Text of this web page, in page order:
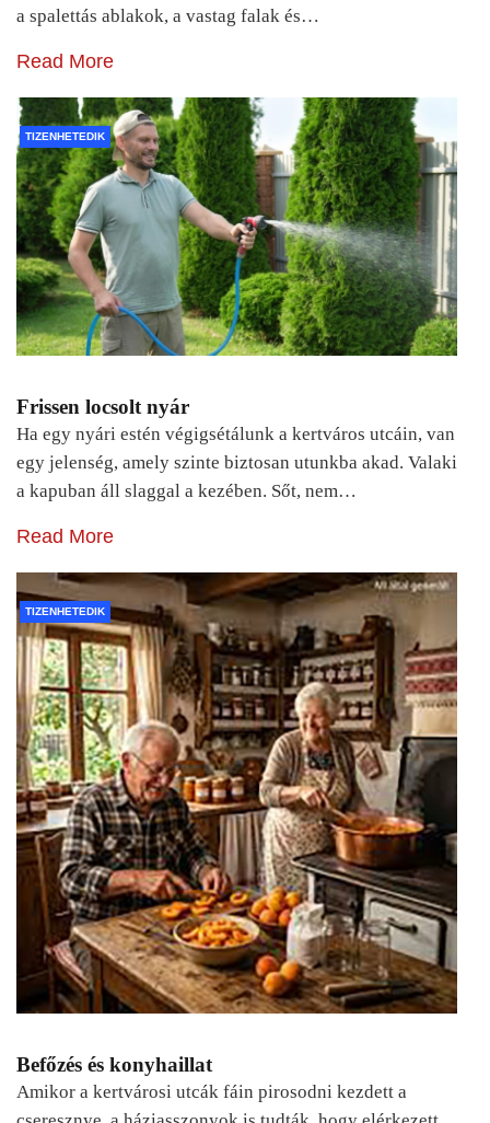
a spalettás ablakok, a vastag falak és…
Read More
TIZENHETEDIK
Frissen locsolt nyár
Ha egy nyári estén végigsétálunk a kertváros utcáin, van
egy jelenség, amely szinte biztosan utunkba akad. Valaki
a kapuban áll slaggal a kezében. Sőt, nem…
Read More
TIZENHETEDIK
Befőzés és konyhaillat
Amikor a kertvárosi utcák fáin pirosodni kezdett a